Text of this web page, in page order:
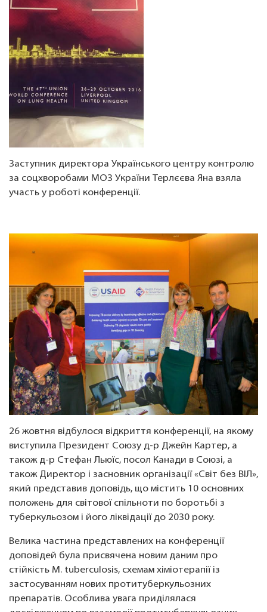
Заступник директора Українського центру контролю
за соцхворобами МОЗ України Терлєєва Яна взяла
участь у роботі конференції.
26 жовтня відбулося відкриття конференції, на якому
виступила Президент Союзу д-р Джейн Картер, а
також д-р Стефан Льюїс, посол Канади в Союзі, а
також Директор і засновник організації «Світ без ВІЛ»,
який представив доповідь, що містить 10 основних
положень для світової спільноти по боротьбі з
туберкульозом і його ліквідації до 2030 року.
Велика частина представлених на конференції
доповідей була присвячена новим даним про
стійкість M. tuberculosis, схемам хіміотерапії із
застосуванням нових протитуберкульозних
препаратів. Особлива увага приділялася